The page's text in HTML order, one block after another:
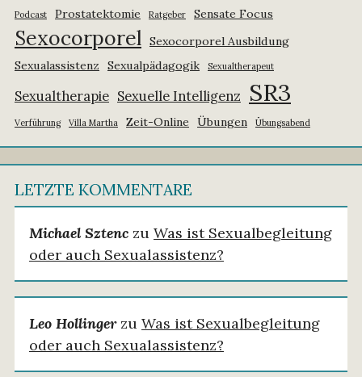
Podcast Prostatektomie Ratgeber Sensate Focus
Sexocorporel Sexocorporel Ausbildung
Sexualassistenz
Sexualpädagogik Sexualtherapeut
Sexualtherapie Sexuelle Intelligenz SR3
Verführung Villa Martha Zeit-Online Übungen Übungsabend
LETZTE KOMMENTARE
Michael Sztenc zu Was ist Sexualbegleitung
oder auch Sexualassistenz?
Leo Hollingerzu Was ist Sexualbegleitung
oder auch Sexualassistenz?